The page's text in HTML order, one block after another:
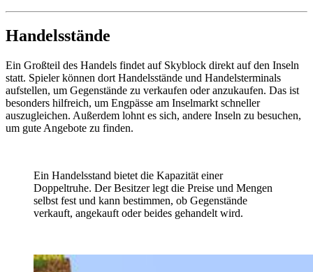
Handelsstände
Ein Großteil des Handels findet auf Skyblock direkt auf den Inseln
statt. Spieler können dort Handelsstände und Handelsterminals
aufstellen, um Gegenstände zu verkaufen oder anzukaufen. Das ist
besonders hilfreich, um Engpässe am Inselmarkt schneller
auszugleichen. Außerdem lohnt es sich, andere Inseln zu besuchen,
um gute Angebote zu finden.
Ein Handelsstand bietet die Kapazität einer
Doppeltruhe. Der Besitzer legt die Preise und Mengen
selbst fest und kann bestimmen, ob Gegenstände
verkauft, angekauft oder beides gehandelt wird.